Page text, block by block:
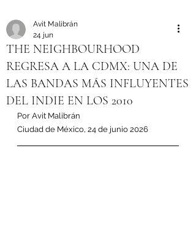
THE NEIGHBOURHOOD
REGRESA A LA CDMX: UNA DE
LAS BANDAS MÁS INFLUYENTES
DEL INDIE EN LOS 2010
Avit Malibrán
24 jun
Por Avit Malibrán
Ciudad de México, 24 de junio 2026